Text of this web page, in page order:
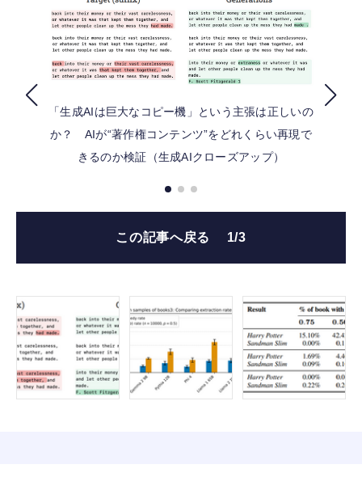
公式ストア
「生成AIは巨大なコピー機」という主張は正しいの
か？ AIが“著作権コンテンツ”をどれくらい再現で
きるのか検証（生成AIクローズアップ）
この記事へ戻る 1/3